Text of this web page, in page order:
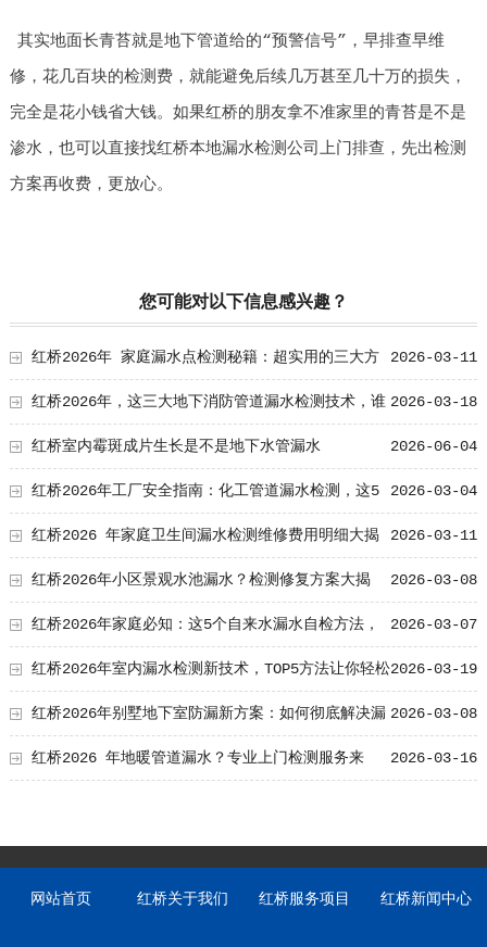
其实地面长青苔就是地下管道给的“预警信号”，早排查早维
修，花几百块的检测费，就能避免后续几万甚至几十万的损失，
完全是花小钱省大钱。如果红桥的朋友拿不准家里的青苔是不是
渗水，也可以直接找红桥本地漏水检测公司上门排查，先出检测
方案再收费，更放心。
您可能对以下信息感兴趣？
2026-03-11
红桥2026年 家庭漏水点检测秘籍：超实用的三大方
法 2026-03-18
红桥2026年，这三大地下消防管道漏水检测技术，谁
将引领行业变革？ 2026-06-04
红桥室内霉斑成片生长是不是地下水管漏水
2026-03-04
红桥2026年工厂安全指南：化工管道漏水检测，这5
个关键步骤你做对了吗？ 2026-03-11
红桥2026 年家庭卫生间漏水检测维修费用明细大揭
秘！ 2026-03-08
红桥2026年小区景观水池漏水？检测修复方案大揭
秘！ 2026-03-07
红桥2026年家庭必知：这5个自来水漏水自检方法，
每年能省上千元？ 2026-03-19
红桥2026年室内漏水检测新技术，TOP5方法让你轻松
解决烦恼 2026-03-08
红桥2026年别墅地下室防漏新方案：如何彻底解决漏
水难题？ 2026-03-16
红桥2026 年地暖管道漏水？专业上门检测服务来
网站首页 红桥关于我们 红桥服务项目 红桥新闻中心